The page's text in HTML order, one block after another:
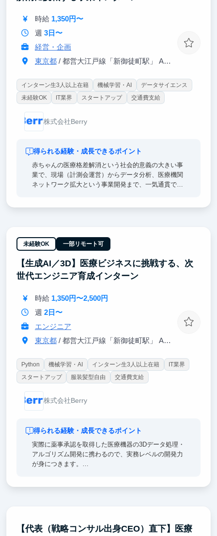
時給 1,350円〜
週 3日〜
経営・企画
東京都/ 都営大江戸線「新御徒町駅」 A4出口 徒歩3分
インターン生3人以上在籍 機械学習・AI
データサイエンス
未経験OK
IT業界 スタートアップ 交通費支給
株式会社Berry
得られる経験・成長できるポイント
赤ちゃんの医療格差解消という社会的意義の大きい事
業で、現場（計測会運営）からデータ分析、医療機関
ネットワーク拡大という事業開発まで、一気通貫で経
で通用するポータブルスキルとして武器になります。
未経験OK 一部リモート可
【生成AI／3D】医療ビジネスに挑戦する、次
世代エンジニア育成インターン
時給 1,350円〜2,500円
週 2日〜
エンジニア
東京都/ 都営大江戸線「新御徒町駅」 A4出口 徒歩3分
Python 機械学習・AI インターン生3人以上在籍
IT業界
スタートアップ
服装髪型自由 交通費支給
株式会社Berry
得られる経験・成長できるポイント
実際に薬事承認を取得した医療機器の3Dデータ処理・
アルゴリズム開発に携わるので、実務レベルの開発力
が身につきます。
【代表（戦略コンサル出身CEO）直下】医療